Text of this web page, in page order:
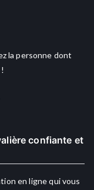
la personne dont
confiante et
en ligne qui vous